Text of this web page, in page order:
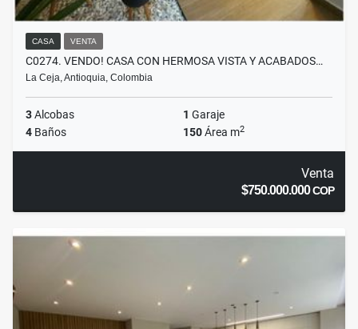
CASA VENTA
C0274. VENDO! CASA CON HERMOSA VISTA Y ACABADOS…
La Ceja, Antioquia, Colombia
3Alcobas 1 Garaje
4 Baños 150Área m2
Venta
$750.000.000COP